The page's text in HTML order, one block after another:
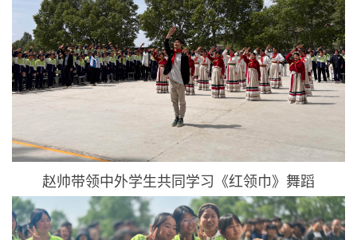
赵帅带领中外学生共同学习《红领巾》舞蹈